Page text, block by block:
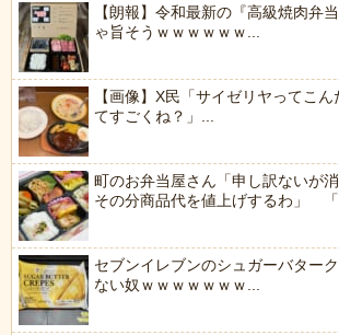
【朗報】令和最新の『高級焼肉弁
ゃ旨そうｗｗｗｗｗｗ...
【画像】X民「サイゼリヤってこ
てすごくね？」...
町のお弁当屋さん「申し訳ないが
その分商品代を値上げするわ」 「
セブンイレブンのシュガーバター
ない奴ｗｗｗｗｗｗｗ...